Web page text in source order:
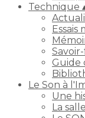
Technique
Essais
Guide
Le Son à
Une
La